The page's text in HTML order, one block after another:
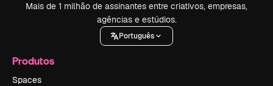
Mais de 1 milhão de assinantes entre criativos, empresas,
agências e estúdios.
Português
Produtos
Spaces